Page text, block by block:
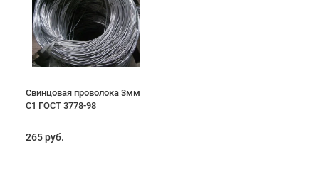
Свинцовая проволока 3мм
С1 ГОСТ 3778-98
265 руб.